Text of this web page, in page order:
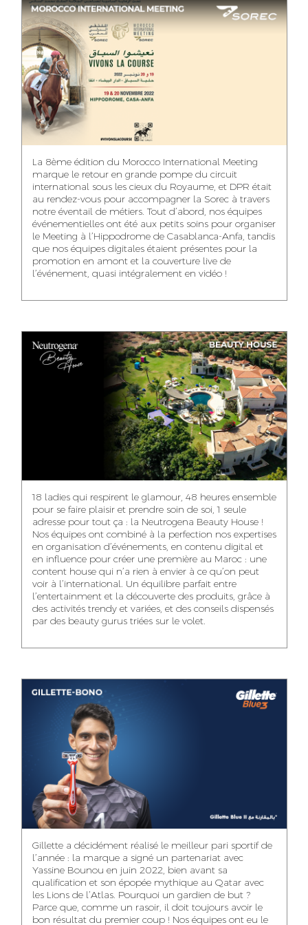
ASMAA MAZZI
ACCOUNT
DIRECTOR
TAHA EL BEIDORI
ART DIRECTOR
FINANCIAL
MANAGER
ACCOUNT
MANAGER
BOUDAR
ART DIRECTOR
FATIMA ZAHRA
DEBBAGH
ACCOUNT
MOHAMED
HARRATIA
DIGITAL MANAGER
NABILA SAMOUN
MEDIA ANALYST
GHITA EL ARABI
EZZAKI SALMA
ACCOUNT
MANAGER
ANASS ELRHAZI
EDITORIAL
MANAGER AND
CONTENT
YAHYA LOULIDI
MEDIA RELATIONS
MANAGER
NIAMA EL YOSSRI
DIGITAL MANAGER
WA-IL ZRYOUIL
PUBLIC RELATIONS
CONSULTANT
NOUREDDINE
SAMADI
ART DIRECTOR
MOHAMED
LEHMOUM
ART DIRECTOR
MEHDI ZERRAD
MANAGER
CHAIMAA
DIGITAL MANAGER
IDMOUSSA SAFAA
PUBLIC RELATIONS
CONSULTANT
NOUHAILA DIKER
IMANE LACHGUER
EXECUTIVE
DOUNIA SADOUK
ACCOUNTANT
OUSSAMA
BENHAMOU
GRAPHIC
DESIGNER
La 8ème édition du Morocco International Meeting
marque le retour en grande pompe du circuit
international sous les cieux du Royaume, et DPR était
au rendez-vous pour accompagner la Sorec à travers
notre éventail de métiers. Tout d’abord, nos équipes
événementielles ont été aux petits soins pour organiser
le Meeting à l’Hippodrome de Casablanca-Anfa, tandis
que nos équipes digitales étaient présentes pour la
promotion en amont et la couverture live de
l’événement, quasi intégralement en vidéo !
18 ladies qui respirent le glamour, 48 heures ensemble
pour se faire plaisir et prendre soin de soi, 1 seule
adresse pour tout ça : la Neutrogena Beauty House !
Nos équipes ont combiné à la perfection nos expertises
en organisation d’événements, en contenu digital et
en influence pour créer une première au Maroc : une
content house qui n’a rien à envier à ce qu’on peut
voir à l’international. Un équilibre parfait entre
l’entertainment et la découverte des produits, grâce à
des activités trendy et variées, et des conseils dispensés
par des beauty gurus triées sur le volet.
Gillette a décidément réalisé le meilleur pari sportif de
l’année : la marque a signé un partenariat avec
Yassine Bounou en juin 2022, bien avant sa
qualification et son épopée mythique au Qatar avec
les Lions de l’Atlas. Pourquoi un gardien de but ?
Parce que, comme un rasoir, il doit toujours avoir le
bon résultat du premier coup ! Nos équipes ont eu le